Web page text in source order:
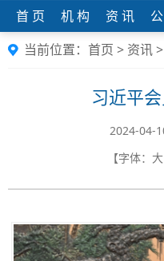
首 页 机 构 资 讯
当前位置： 首页 > 资讯>
习近平
2024-04-
【字体： 大